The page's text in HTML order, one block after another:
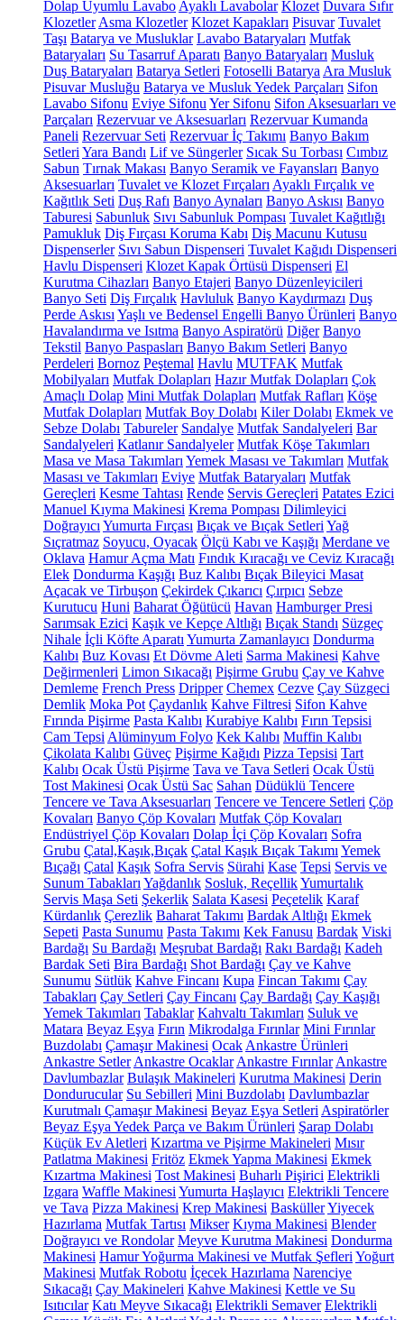
Dolap Uyumlu Lavabo Ayaklı Lavabolar Klozet Duvara Sıfır
Klozetler Asma Klozetler Klozet Kapakları Pisuvar Tuvalet
Taşı Batarya ve Musluklar Lavabo Bataryaları Mutfak
Bataryaları Su Tasarruf Aparatı Banyo Bataryaları Musluk
Duş Bataryaları Batarya Setleri Fotoselli Batarya Ara Musluk
Pisuvar Musluğu Batarya ve Musluk Yedek Parçaları Sifon
Lavabo Sifonu Eviye Sifonu Yer Sifonu Sifon Aksesuarları ve
Parçaları Rezervuar ve Aksesuarları Rezervuar Kumanda
Paneli Rezervuar Seti Rezervuar İç Takımı Banyo Bakım
Setleri Yara Bandı Lif ve Süngerler Sıcak Su Torbası Cımbız
Sabun Tırnak Makası Banyo Seramik ve Fayansları Banyo
Aksesuarları Tuvalet ve Klozet Fırçaları Ayaklı Fırçalık ve
Kağıtlık Seti Duş Rafı Banyo Aynaları Banyo Askısı Banyo
Taburesi Sabunluk Sıvı Sabunluk Pompası Tuvalet Kağıtlığı
Pamukluk Diş Fırçası Koruma Kabı Diş Macunu Kutusu
Dispenserler Sıvı Sabun Dispenseri Tuvalet Kağıdı Dispenseri
Havlu Dispenseri Klozet Kapak Örtüsü Dispenseri El
Kurutma Cihazları Banyo Etajeri Banyo Düzenleyicileri
Banyo Seti Diş Fırçalık Havluluk Banyo Kaydırmazı Duş
Perde Askısı Yaşlı ve Bedensel Engelli Banyo Ürünleri Banyo
Havalandırma ve Isıtma Banyo Aspiratörü Diğer Banyo
Tekstil Banyo Paspasları Banyo Bakım Setleri Banyo
Perdeleri Bornoz Peştemal Havlu MUTFAK Mutfak
Mobilyaları Mutfak Dolapları Hazır Mutfak Dolapları Çok
Amaçlı Dolap Mini Mutfak Dolapları Mutfak Rafları Köşe
Mutfak Dolapları Mutfak Boy Dolabı Kiler Dolabı Ekmek ve
Sebze Dolabı Tabureler Sandalye Mutfak Sandalyeleri Bar
Sandalyeleri Katlanır Sandalyeler Mutfak Köşe Takımları
Masa ve Masa Takımları Yemek Masası ve Takımları Mutfak
Masası ve Takımları Eviye Mutfak Bataryaları Mutfak
Gereçleri Kesme Tahtası Rende Servis Gereçleri Patates Ezici
Manuel Kıyma Makinesi Krema Pompası Dilimleyici
Doğrayıcı Yumurta Fırçası Bıçak ve Bıçak Setleri Yağ
Sıçratmaz Soyucu, Oyacak Ölçü Kabı ve Kaşığı Merdane ve
Oklava Hamur Açma Matı Fındık Kıracağı ve Ceviz Kıracağı
Elek Dondurma Kaşığı Buz Kalıbı Bıçak Bileyici Masat
Açacak ve Tirbuşon Çekirdek Çıkarıcı Çırpıcı Sebze
Kurutucu Huni Baharat Öğütücü Havan Hamburger Presi
Sarımsak Ezici Kaşık ve Kepçe Altlığı Bıçak Standı Süzgeç
Nihale İçli Köfte Aparatı Yumurta Zamanlayıcı Dondurma
Kalıbı Buz Kovası Et Dövme Aleti Sarma Makinesi Kahve
Değirmenleri Limon Sıkacağı Pişirme Grubu Çay ve Kahve
Demleme French Press Dripper Chemex Cezve Çay Süzgeci
Demlik Moka Pot Çaydanlık Kahve Filtresi Sifon Kahve
Fırında Pişirme Pasta Kalıbı Kurabiye Kalıbı Fırın Tepsisi
Cam Tepsi Alüminyum Folyo Kek Kalıbı Muffin Kalıbı
Çikolata Kalıbı Güveç Pişirme Kağıdı Pizza Tepsisi Tart
Kalıbı Ocak Üstü Pişirme Tava ve Tava Setleri Ocak Üstü
Tost Makinesi Ocak Üstü Sac Sahan Düdüklü Tencere
Tencere ve Tava Aksesuarları Tencere ve Tencere Setleri Çöp
Kovaları Banyo Çöp Kovaları Mutfak Çöp Kovaları
Endüstriyel Çöp Kovaları Dolap İçi Çöp Kovaları Sofra
Grubu Çatal,Kaşık,Bıçak Çatal Kaşık Bıçak Takımı Yemek
Bıçağı Çatal Kaşık Sofra Servis Sürahi Kase Tepsi Servis ve
Sunum Tabakları Yağdanlık Sosluk, ReçellikYumurtalık
Servis Maşa Seti Şekerlik Salata Kasesi Peçetelik Karaf
Kürdanlık Çerezlik Baharat Takımı Bardak Altlığı Ekmek
Sepeti Pasta Sunumu Pasta Takımı Kek Fanusu Bardak Viski
Bardağı Su Bardağı Meşrubat Bardağı Rakı Bardağı Kadeh
Bardak Seti Bira Bardağı Shot Bardağı Çay ve Kahve
Sunumu Sütlük Kahve Fincanı Kupa Fincan Takımı Çay
Tabakları Çay Setleri Çay Fincanı Çay Bardağı Çay Kaşığı
Yemek Takımları Tabaklar Kahvaltı Takımları Suluk ve
Matara Beyaz Eşya Fırın Mikrodalga Fırınlar Mini Fırınlar
Buzdolabı Çamaşır Makinesi Ocak Ankastre Ürünleri
Ankastre Setler Ankastre Ocaklar Ankastre Fırınlar Ankastre
Davlumbazlar Bulaşık Makineleri Kurutma Makinesi Derin
Dondurucular Su Sebilleri Mini Buzdolabı Davlumbazlar
Kurutmalı Çamaşır Makinesi Beyaz Eşya Setleri Aspiratörler
Beyaz Eşya Yedek Parça ve Bakım Ürünleri Şarap Dolabı
Küçük Ev Aletleri Kızartma ve Pişirme Makineleri Mısır
Patlatma Makinesi Fritöz Ekmek Yapma Makinesi Ekmek
Kızartma Makinesi Tost Makinesi Buharlı Pişirici Elektrikli
Izgara Waffle Makinesi Yumurta Haşlayıcı Elektrikli Tencere
ve Tava Pizza Makinesi Krep Makinesi BasküllerYiyecek
Hazırlama Mutfak Tartısı Mikser Kıyma Makinesi Blender
Doğrayıcı ve Rondolar Meyve Kurutma Makinesi Dondurma
Makinesi Hamur Yoğurma Makinesi ve Mutfak Şefleri Yoğurt
Makinesi Mutfak Robotu İçecek Hazırlama Narenciye
Sıkacağı Çay Makineleri Kahve Makinesi Kettle ve Su
Isıtıcılar Katı Meyve Sıkacağı Elektrikli Semaver Elektrikli